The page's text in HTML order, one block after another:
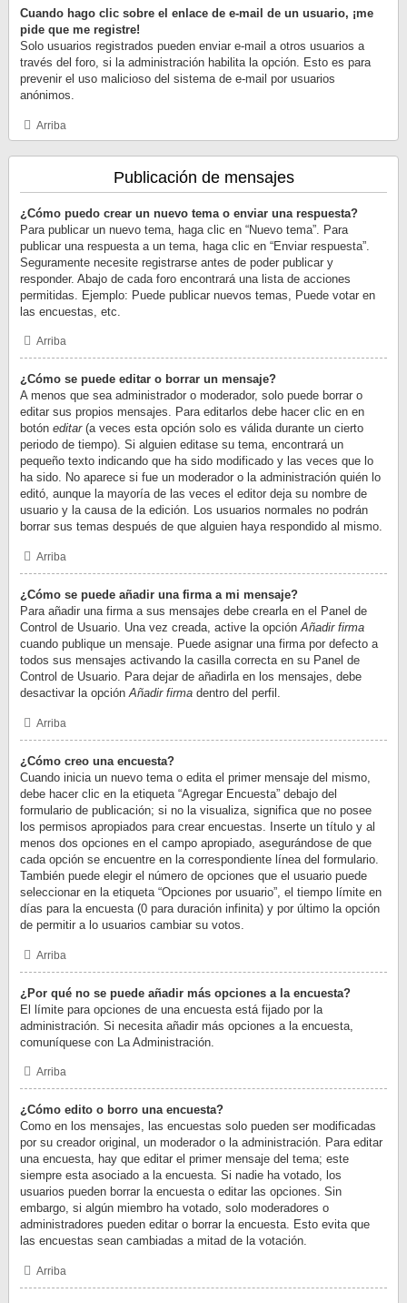
Cuando hago clic sobre el enlace de e-mail de un usuario, ¡me
pide que me registre!
Solo usuarios registrados pueden enviar e-mail a otros usuarios a
través del foro, si la administración habilita la opción. Esto es para
prevenir el uso malicioso del sistema de e-mail por usuarios
anónimos.
Arriba
Publicación de mensajes
¿Cómo puedo crear un nuevo tema o enviar una respuesta?
Para publicar un nuevo tema, haga clic en “Nuevo tema”. Para
publicar una respuesta a un tema, haga clic en “Enviar respuesta”.
Seguramente necesite registrarse antes de poder publicar y
responder. Abajo de cada foro encontrará una lista de acciones
permitidas. Ejemplo: Puede publicar nuevos temas, Puede votar en
las encuestas, etc.
Arriba
¿Cómo se puede editar o borrar un mensaje?
A menos que sea administrador o moderador, solo puede borrar o
editar sus propios mensajes. Para editarlos debe hacer clic en en
botón editar(a veces esta opción solo es válida durante un cierto
periodo de tiempo). Si alguien editase su tema, encontrará un
pequeño texto indicando que ha sido modificado y las veces que lo
ha sido. No aparece si fue un moderador o la administración quién lo
editó, aunque la mayoría de las veces el editor deja su nombre de
usuario y la causa de la edición. Los usuarios normales no podrán
borrar sus temas después de que alguien haya respondido al mismo.
Arriba
¿Cómo se puede añadir una firma a mi mensaje?
Para añadir una firma a sus mensajes debe crearla en el Panel de
Control de Usuario. Una vez creada, active la opciónAñadir firma
cuando publique un mensaje. Puede asignar una firma por defecto a
todos sus mensajes activando la casilla correcta en su Panel de
Control de Usuario. Para dejar de añadirla en los mensajes, debe
desactivar la opciónAñadir firma dentro del perfil.
Arriba
¿Cómo creo una encuesta?
Cuando inicia un nuevo tema o edita el primer mensaje del mismo,
debe hacer clic en la etiqueta “Agregar Encuesta” debajo del
formulario de publicación; si no la visualiza, significa que no posee
los permisos apropiados para crear encuestas. Inserte un título y al
menos dos opciones en el campo apropiado, asegurándose de que
cada opción se encuentre en la correspondiente línea del formulario.
También puede elegir el número de opciones que el usuario puede
seleccionar en la etiqueta “Opciones por usuario”, el tiempo límite en
días para la encuesta (0 para duración infinita) y por último la opción
de permitir a lo usuarios cambiar su votos.
Arriba
¿Por qué no se puede añadir más opciones a la encuesta?
El límite para opciones de una encuesta está fijado por la
administración. Si necesita añadir más opciones a la encuesta,
comuníquese con La Administración.
Arriba
¿Cómo edito o borro una encuesta?
Como en los mensajes, las encuestas solo pueden ser modificadas
por su creador original, un moderador o la administración. Para editar
una encuesta, hay que editar el primer mensaje del tema; este
siempre esta asociado a la encuesta. Si nadie ha votado, los
usuarios pueden borrar la encuesta o editar las opciones. Sin
embargo, si algún miembro ha votado, solo moderadores o
administradores pueden editar o borrar la encuesta. Esto evita que
las encuestas sean cambiadas a mitad de la votación.
Arriba